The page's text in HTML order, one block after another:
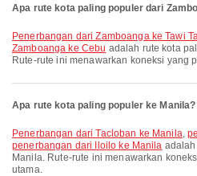
Apa rute kota paling populer dari
penerbangan dari Zamboanga ke Tawi
Zamboanga ke Cebu adalah rute kota
Rute-rute ini menawarkan koneksi yang
Apa rute kota paling populer ke Manila?
penerbangan dari Tacloban ke Manila,
penerbangan dari Iloilo ke Manila
Manila. Rute-rute ini menawarkan
utama.